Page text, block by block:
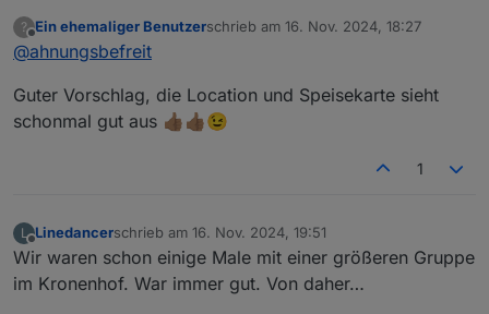
Homburg (z.B. Kronenhof) wäre eine
Möglichkeit...
?
Offline
Ein ehemaliger Benutzerschrieb am 16. Nov. 2024, 18:27
zuletzt editiert von
@ahnungsbefreit
Guter Vorschlag, die Location und Speisekarte sieht
schonmal gut aus 👍🏽👍🏽😉
1
L
Offline
Linedancerschrieb am 16. Nov. 2024, 19:51
zuletzt editiert von
Wir waren schon einige Male mit einer größeren Gruppe
im Kronenhof. War immer gut. Von daher…